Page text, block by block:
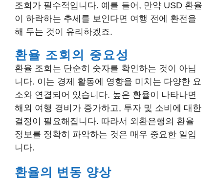
조회가 필수적입니다. 예를 들어, 만약 USD 환율
이 하락하는 추세를 보인다면 여행 전에 환전을
해 두는 것이 유리하겠죠.
환율 조회의 중요성
환율 조회는 단순히 숫자를 확인하는 것이 아닙
니다. 이는 경제 활동에 영향을 미치는 다양한 요
소와 연결되어 있습니다. 높은 환율이 나타나면
해외 여행 경비가 증가하고, 투자 및 소비에 대한
결정이 필요해집니다. 따라서 외환은행의 환율
정보를 정확히 파악하는 것은 매우 중요한 일입
니다.
환율의 변동 양상